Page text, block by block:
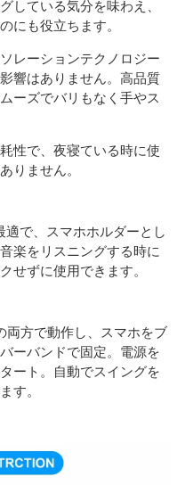
している気分を味わえ、
にも役立ちます。
レーションテクノロジー
響はありません。高品質
ーズでバリもなく手やス
性で、夜寝ている時に使
りません。
で、スマホホルダーとし
楽をリスニングする時に
せずに使用できます。
両方で動作し、スマホをブ
ーバンドで固定。電源を
ート。自動でスイングを
す。